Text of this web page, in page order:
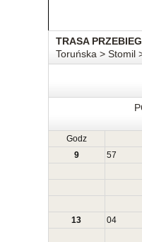
TRASA
Toruńska > Stomil
Godz
9
57
13 04